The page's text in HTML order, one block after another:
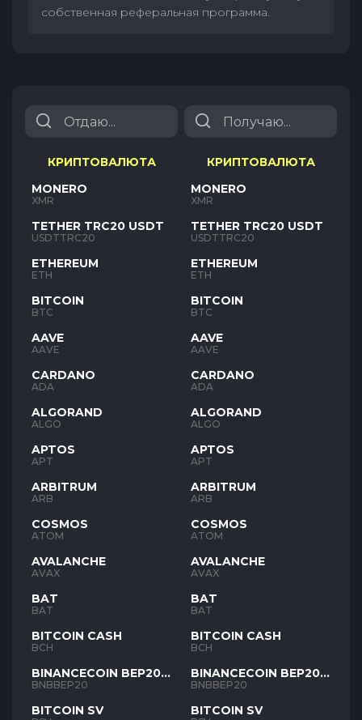
собственная реферальная программа.
КРИПТОВАЛЮТА
MONERO
XMR
TETHER TRC20 USDT
USDTTRC20
ETHEREUM
ETH
BITCOIN
BTC
AAVE
AAVE
CARDANO
ADA
ALGORAND
ALGO
APTOS
APT
ARBITRUM
ARB
COSMOS
ATOM
AVALANCHE
AVAX
BAT
BAT
BITCOIN CASH
BCH
BINANCECOIN BEP20
BNB
BNBBEP20
BITCOIN SV
КРИПТОВАЛЮТА
MONERO
XMR
TETHER TRC20 USDT
USDTTRC20
ETHEREUM
ETH
BITCOIN
BTC
AAVE
AAVE
CARDANO
ADA
ALGORAND
ALGO
APTOS
APT
ARBITRUM
ARB
COSMOS
ATOM
AVALANCHE
AVAX
BAT
BAT
BITCOIN CASH
BCH
BINANCECOIN BEP20
BNB
BNBBEP20
BITCOIN SV